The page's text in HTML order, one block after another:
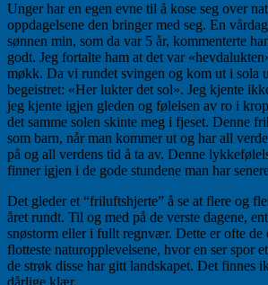
Unger har en egen evne til å kose seg over
oppdagelsene den bringer med seg. En
sønnen min, som da var 5 år, kommenterte
godt. Jeg fortalte ham at det var
møkk. Da vi rundet svingen og kom ut i sola
begeistret: «Her lukter det sol». Jeg kjente
jeg kjente igjen gleden og følelsen av ro i
det samme solen skinte meg i fjeset. Denne
som barn, når man kommer ut og har all
på og all verdens tid å ta av. Denne
finner igjen i de gode stundene man har
Det gleder et “friluftshjerte” å se at flere og
året rundt. Til og med på de verste dagene,
snøstorm eller i fullt regnvær. Dette er ofte de
flotteste naturopplevelsene, hvor en ser spor
de strøk disse har gitt landskapet. Det finnes